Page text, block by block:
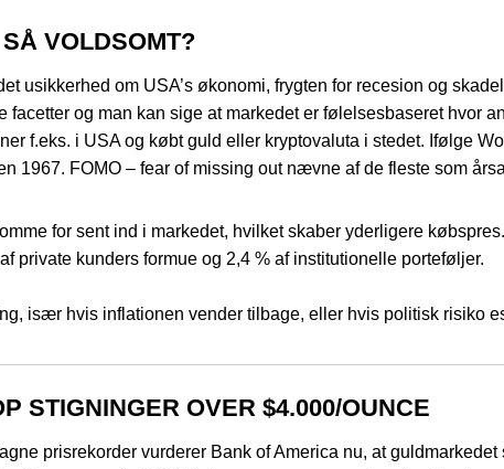
VOLDSOMT?
usikkerhed om USA’s økonomi, frygten for recesion og
facetter og man kan sige at markedet er følelsesbaseret hvor
f.eks. i USA og købt guld eller kryptovaluta i stedet. Ifølge
1967. FOMO – fear of missing out nævne af de fleste som
for sent ind i markedet, hvilket skaber yderligere
private kunders formue og 2,4 % af institutionelle porteføljer.
især hvis inflationen vender tilbage, eller hvis politisk risiko
STIGNINGER OVER $4.000/OUNCE
prisrekorder vurderer Bank of America nu, at